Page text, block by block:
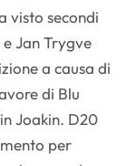
visto secondi
Jan Trygve
a causa di
di Blu
Joakin. D20
per